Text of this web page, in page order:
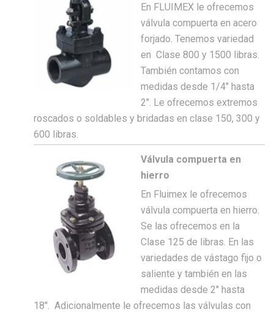
En FLUIMEX le ofrecemos
válvula compuerta en acero
forjado. Tenemos variedad
en Clase 800 y 1500 libras.
También contamos con
medidas desde 1/4″ hasta
2″. Le ofrecemos extremos
roscados o soldables y bridadas en clase 150, 300 y
600 libras.
Válvula compuerta en
hierro
En Fluimex le ofrecemos
válvula compuerta en hierro.
Se las ofrecemos en la
Clase 125 de libras. En las
variedades de vástago fijo o
saliente y también en las
medidas desde 2″ hasta
18″. Adicionalmente le ofrecemos las válvulas con